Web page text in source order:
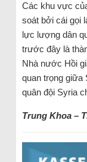
Các khu vực
soát bởi cái gọi
lực lượng dân
trước đây là
Nhà nước Hồi
quan trọng giữa
quân đội Syria
Trung Khoa –